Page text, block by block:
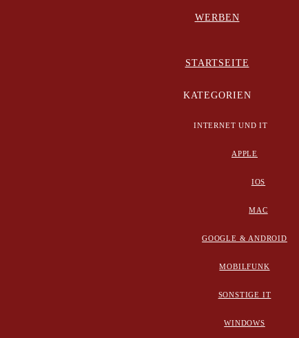
WERBEN
STARTSEITE
KATEGORIEN
INTERNET UND IT
APPLE
IOS
MAC
GOOGLE & ANDROID
MOBILFUNK
SONSTIGE IT
WINDOWS